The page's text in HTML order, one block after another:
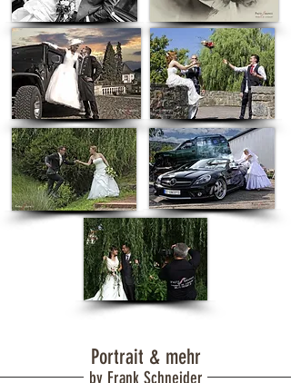
Portrait & mehr
by Frank Schneider